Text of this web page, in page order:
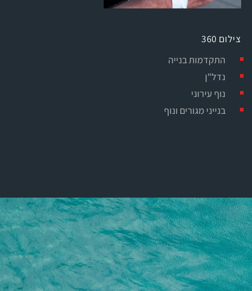
צילום 360
התקדמות בנייה
נדל"ן
נוף עירוני
בנייני מגורים ונוף